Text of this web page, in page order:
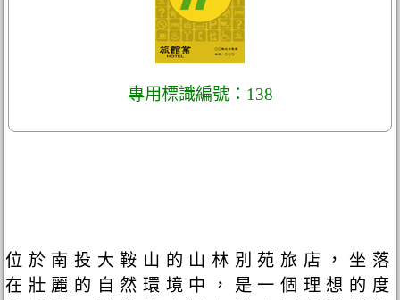
專用標識編號：138
位於南投大鞍山的山林別苑旅店，坐落
在壯麗的自然環境中，是一個理想的度